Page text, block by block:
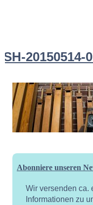
SH-20150514-
Abonniere unseren
Wir versenden ca.
Informationen zu